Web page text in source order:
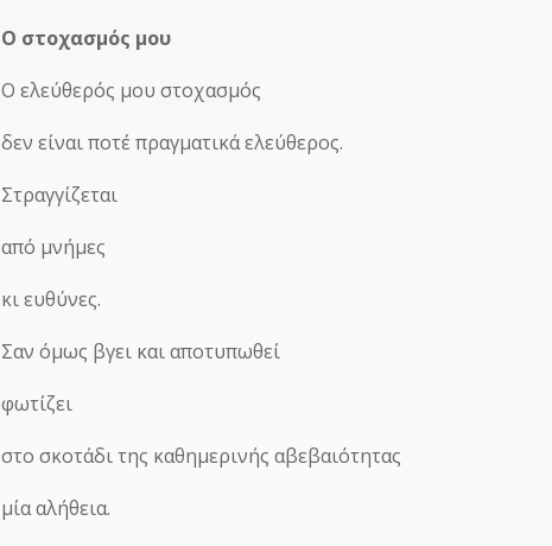
Ο στοχασμός μου
Ο ελεύθερός μου στοχασμός
δεν είναι ποτέ πραγματικά ελεύθερος.
Στραγγίζεται
από μνήμες
κι ευθύνες.
Σαν όμως βγει και αποτυπωθεί
φωτίζει
στο σκοτάδι της καθημερινής αβεβαιότητας
μία αλήθεια.